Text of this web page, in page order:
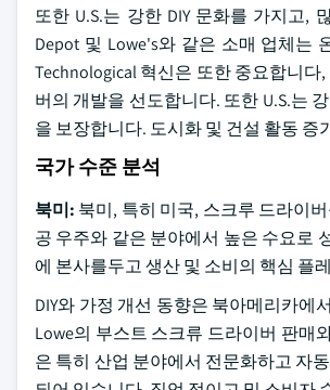
또한 U.S.는 강한 DIY 문화를 가지고,
Depot 및 Lowe's와 같은 소매 업체는
Technological 혁신은 또한 중요합니
버의 개발을 선도합니다. 또한 U.S.는
을 보장합니다. 도시화 및 건설 활동
국가 수준 분석
북미: 북미, 특히 미국, 스크루 드라이
공 우주와 같은 분야에서 높은 수요로
에 본사를두고 생산 및 소비의 핵심 플
DIY와 가정 개선 동향은 북아메리카에
Lowe의 부스트 스크류 드라이버 판매
은 특히 산업 분야에서 전문화하고 자